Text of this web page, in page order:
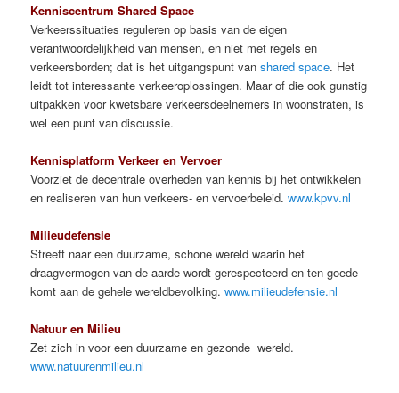
Kenniscentrum Shared Space
Verkeerssituaties reguleren op basis van de eigen
verantwoordelijkheid van mensen, en niet met regels en
verkeersborden; dat is het uitgangspunt vanshared space. Het
leidt tot interessante verkeeroplossingen. Maar of die ook gunstig
uitpakken voor kwetsbare verkeersdeelnemers in woonstraten, is
wel een punt van discussie.
Kennisplatform Verkeer en Vervoer
Voorziet de decentrale overheden van kennis bij het ontwikkelen
en realiseren van hun verkeers- en vervoerbeleid.www.kpvv.nl
Milieudefensie
Streeft naar een duurzame, schone wereld waarin het
draagvermogen van de aarde wordt gerespecteerd en ten goede
komt aan de gehele wereldbevolking.www.milieudefensie.nl
Natuur en Milieu
Zet zich in voor een duurzame en gezonde wereld.
www.natuurenmilieu.nl